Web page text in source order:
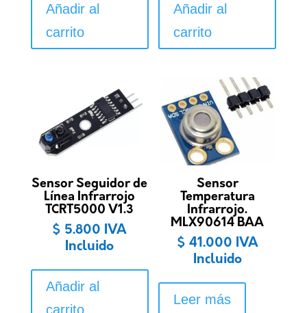
Añadir al
carrito
Añadir al
carrito
Sensor Seguidor de
Línea Infrarrojo
TCRT5000 V1.3
$ 5.800 IVA
Incluido
Añadir al
carrito
Sensor
Temperatura
Infrarrojo.
MLX90614 BAA
$ 41.000 IVA
Incluido
Leer más